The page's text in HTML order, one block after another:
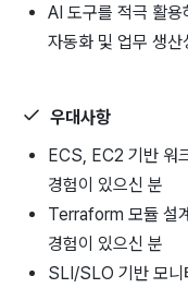
AI 도구를 적극 활용
자동화 및 업무 생
우대사항
ECS, EC2 기반 워
경험이 있으신 분
Terraform 모듈 설
경험이 있으신 분
SLI/SLO 기반 모니